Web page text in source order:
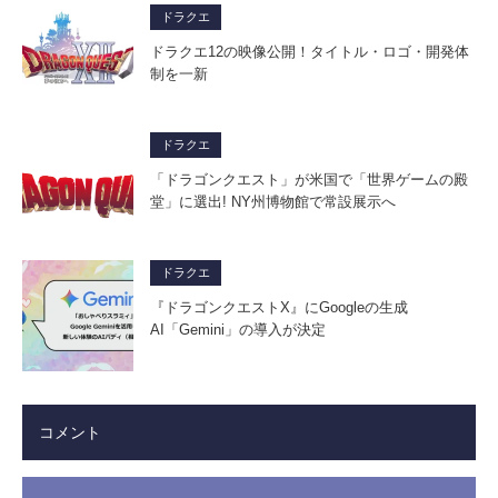
ドラクエ
ドラクエ12の映像公開！タイトル・ロゴ・開発体
制を一新
ドラクエ
「ドラゴンクエスト」が米国で「世界ゲームの殿
堂」に選出! NY州博物館で常設展示へ
ドラクエ
『ドラゴンクエストX』にGoogleの生成
AI「Gemini」の導入が決定
コメント